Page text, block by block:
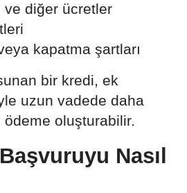
ve diğer ücretler
kapatma şartları
bir kredi, ek
uzun vadede daha
oluşturabilir.
Nasıl